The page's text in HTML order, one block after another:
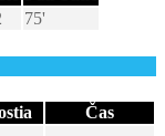
75'
Čas